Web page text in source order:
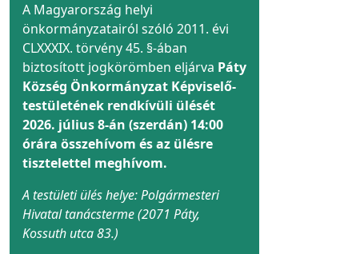
A Magyarország helyi
önkormányzatairól szóló 2011. évi
CLXXXIX. törvény 45. §-ában
biztosított jogkörömben eljárva Páty
Község Önkormányzat Képviselő-
testületének rendkívüli ülését
2026. július 8-án (szerdán) 14:00
órára összehívom és az ülésre
tisztelettel meghívom.
A testületi ülés helye: Polgármesteri
Hivatal tanácsterme (2071 Páty,
Kossuth utca 83.)